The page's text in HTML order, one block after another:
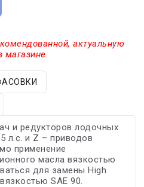
актуальную
магазине.
и редукторов лодочных
л.с. и Z – приводов
применение
масла вязкостью
для замены High
SAE 90.